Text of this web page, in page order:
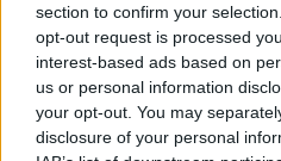
section to confirm your
opt-out request is processed
interest-based ads based on
us or personal information
your opt-out. You may
disclosure of your personal